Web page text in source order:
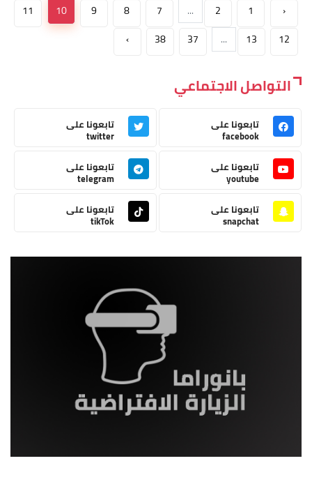
‹
1
2
...
7
8
9
10
11
12
13
...
37
38
›
التواصل الاجتماعي
تابعونا على
facebook
تابعونا على
twitter
تابعونا على
youtube
تابعونا على
telegram
تابعونا على
snapchat
تابعونا على
tikTok